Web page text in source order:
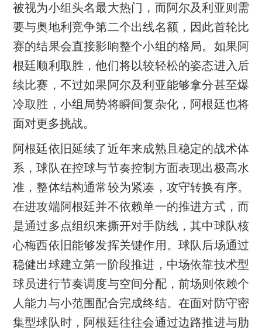
被视为小组头名最大热门，而阿尔及利亚则需
要与奥地利竞争第二个出线名额，因此首轮比
赛的结果会直接影响整个小组的格局。如果阿
根廷顺利取胜，他们将以较轻松的姿态进入后
续比赛，不过如果阿尔及利亚能够拿分甚至爆
冷取胜，小组局势将瞬间复杂化，阿根廷也将
面对更多挑战。
阿根廷依旧延续了近年来成熟且稳定的战术体
系，球队在控球与节奏控制方面表现出极高水
准，整体结构通常较为紧凑，攻守转换有序。
在进攻端阿根廷并不依赖单一的推进方式，而
是通过多点组织来撕开对手防线，其中球队核
心梅西依旧能够发挥关键作用。球队后场通过
稳健出球建立第一阶段推进，中场依靠技术型
球员进行节奏调度与空间分配，前场则依赖个
人能力与小范围配合完成终结。在面对防守密
集型球队时，阿根廷往往会通过边路推进与肋